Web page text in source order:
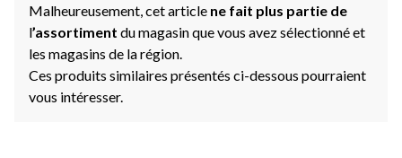
Malheureusement, cet article ne fait plus partie de
l’assortiment du magasin que vous avez sélectionné et
les magasins de la région.
Ces produits similaires présentés ci-dessous pourraient
vous intéresser.